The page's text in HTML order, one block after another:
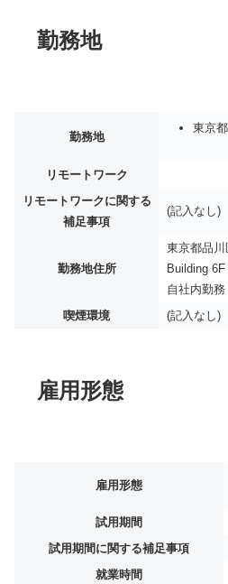
勤務地
勤務地
東京都
リモートワーク
リモートワークに関する
補足事項
(記入なし)
勤務地住所
東京都品川
Building 6F
自社内勤務
喫煙環境
(記入なし)
雇用形態
雇用形態
試用期間
試用期間に関する補足事項
就業時間